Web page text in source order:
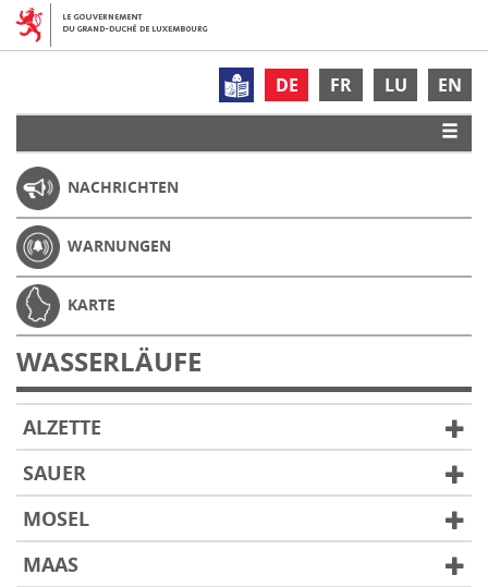
DE FR LU EN
NACHRICHTEN
WARNUNGEN
KARTE
WASSERLÄUFE
ALZETTE
SAUER
MOSEL
MAAS